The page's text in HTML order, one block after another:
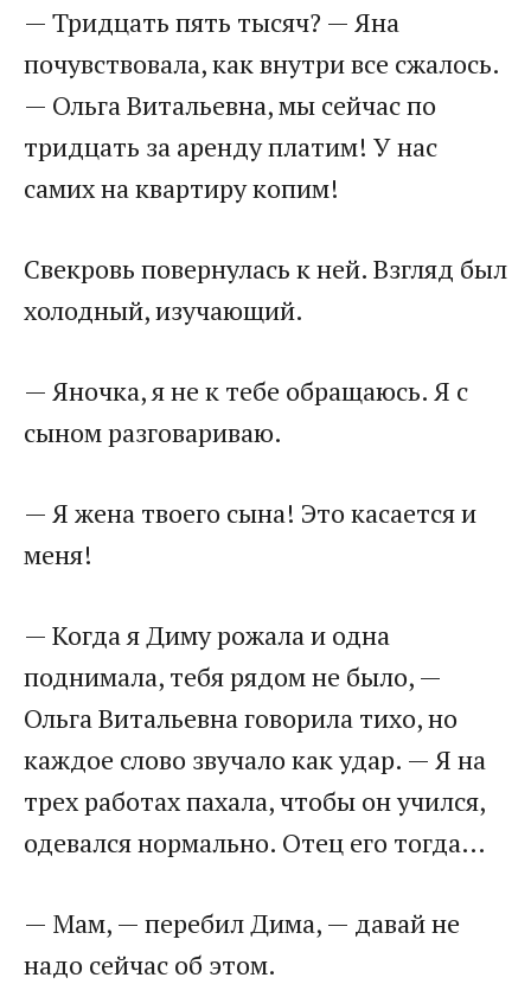
— Тридцать пять тысяч? — Яна
почувствовала, как внутри все сжалось.
— Ольга Витальевна, мы сейчас по
тридцать за аренду платим! У нас
самих на квартиру копим!
Свекровь повернулась к ней. Взгляд был
холодный, изучающий.
— Яночка, я не к тебе обращаюсь. Я с
сыном разговариваю.
— Я жена твоего сына! Это касается и
меня!
— Когда я Диму рожала и одна
поднимала, тебя рядом не было, —
Ольга Витальевна говорила тихо, но
каждое слово звучало как удар. — Я на
трех работах пахала, чтобы он учился,
одевался нормально. Отец его тогда…
— Мам, — перебил Дима, — давай не
надо сейчас об этом.